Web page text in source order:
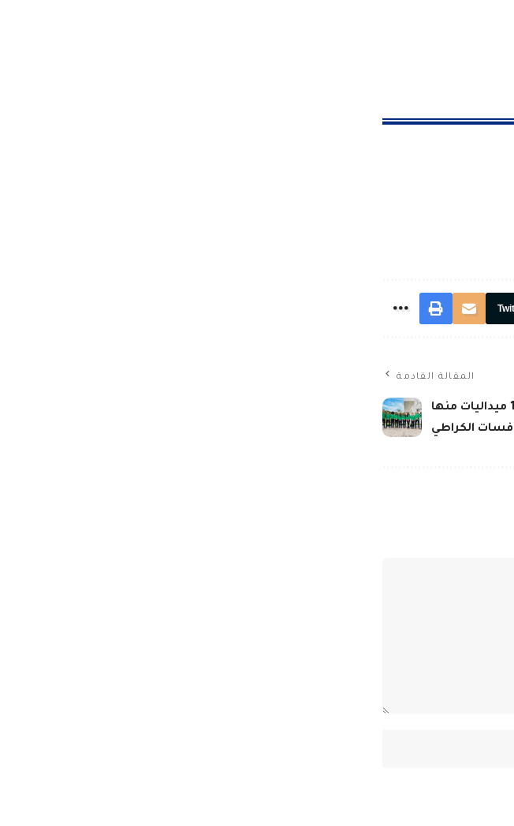
المقالة القادمة
الألعاب الإفريقية.. المغرب يحرز 10 ميداليات منها
الكراطي